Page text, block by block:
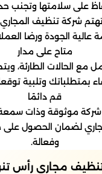
على سلامتها
شركة تنظيف
عالية الجودة ورضا
متاح على مدار
مع الحالات الطارئة،
بمتطلباتك وتلبية
قم دائمًا
شركة موثوقة وذات
لضمان الحصول
وفعالة.
مجاري رأس